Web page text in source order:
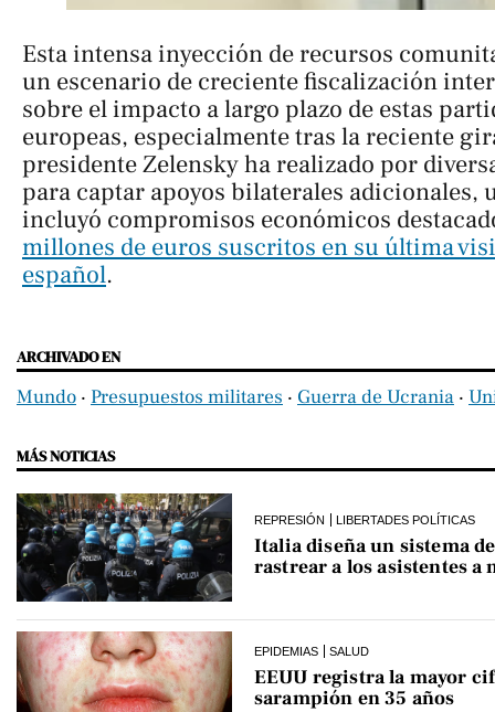
Esta intensa inyección de recursos
un escenario de creciente fiscalización
sobre el impacto a largo plazo de estas
europeas, especialmente tras la reciente
presidente Zelensky ha realizado por
para captar apoyos bilaterales adicionales,
incluyó compromisos económicos
millones de euros suscritos en su última
español.
ARCHIVADO EN
Mundo ‧ Presupuestos militares ‧ Guerra de Ucrania ‧
MÁS NOTICIAS
REPRESIÓN LIBERTADES POLÍTICAS
Italia diseña un sistema
rastrear a los asistentes a
EPIDEMIAS SALUD
EEUU registra la mayor
sarampión en 35 años